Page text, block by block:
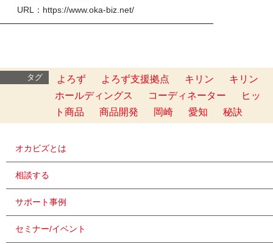
URL：https://www.oka-biz.net/
━━━━━━━━━━━━━━━━━━━━━━━━━
タグ よろず よろず支援拠点 キリン
キリン
ホールディングス
コーディネーター
ヒッ
ト商品
商品開発 岡崎 愛知 秘訣
オカビズとは
相談する
サポート事例
セミナー/イベント